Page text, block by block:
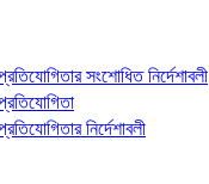
সংশোধিত নির্দেশাবলী
নির্দেশাবলী